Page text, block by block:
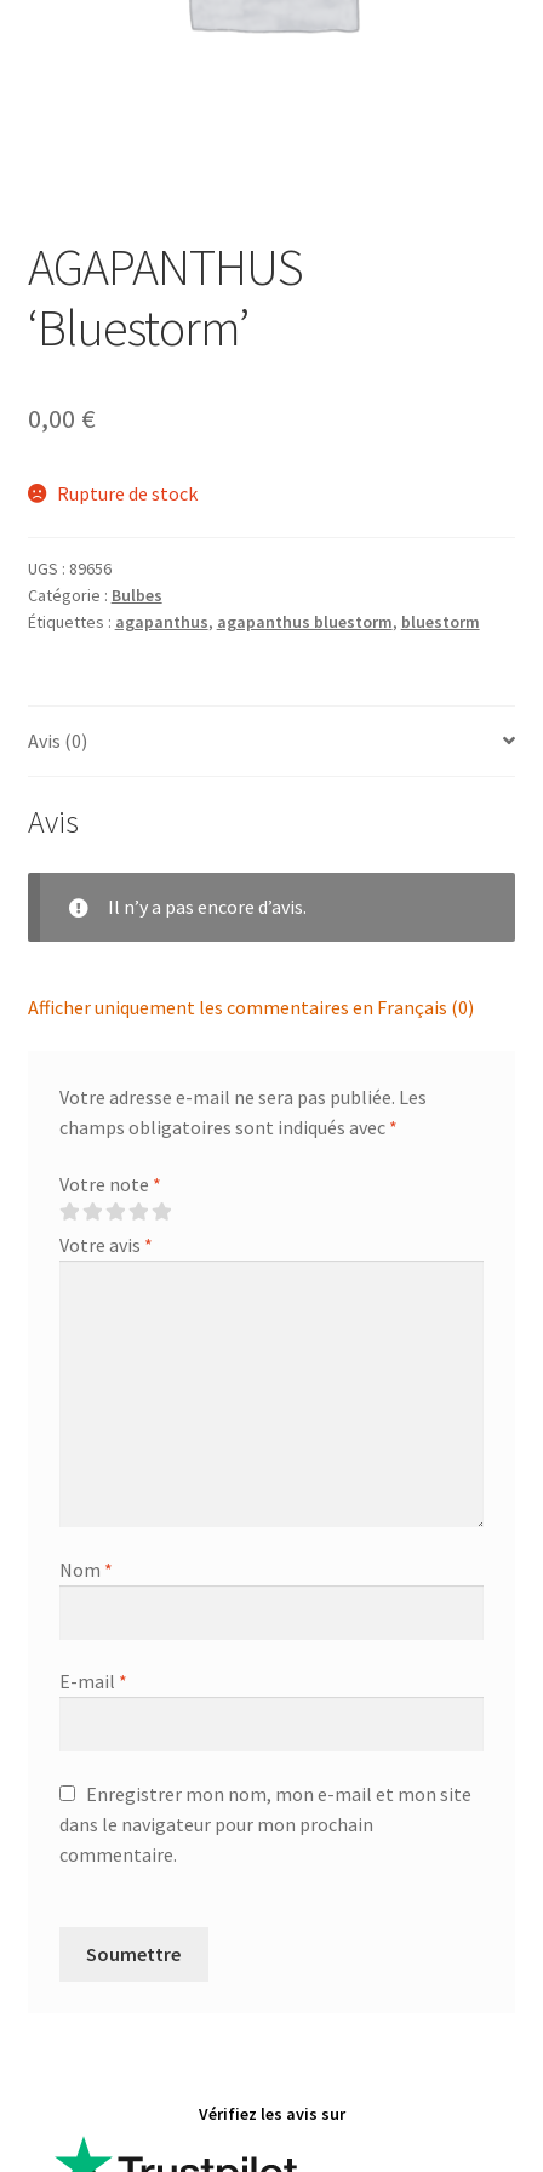
AGAPANTHUS
‘Bluestorm’
0,00 €
Rupture de stock
UGS : 89656
Catégorie : Bulbes
Étiquettes : agapanthus, agapanthus bluestorm, bluestorm
Avis (0)
Avis
Il n’y a pas encore d’avis.
Afficher uniquement les commentaires en Français (0)
Votre adresse e-mail ne sera pas publiée. Les
champs obligatoires sont indiqués avec *
Votre note *
Votre avis *
Nom *
E-mail *
Enregistrer mon nom, mon e-mail et mon site
dans le navigateur pour mon prochain
commentaire.
Vérifiez les avis sur